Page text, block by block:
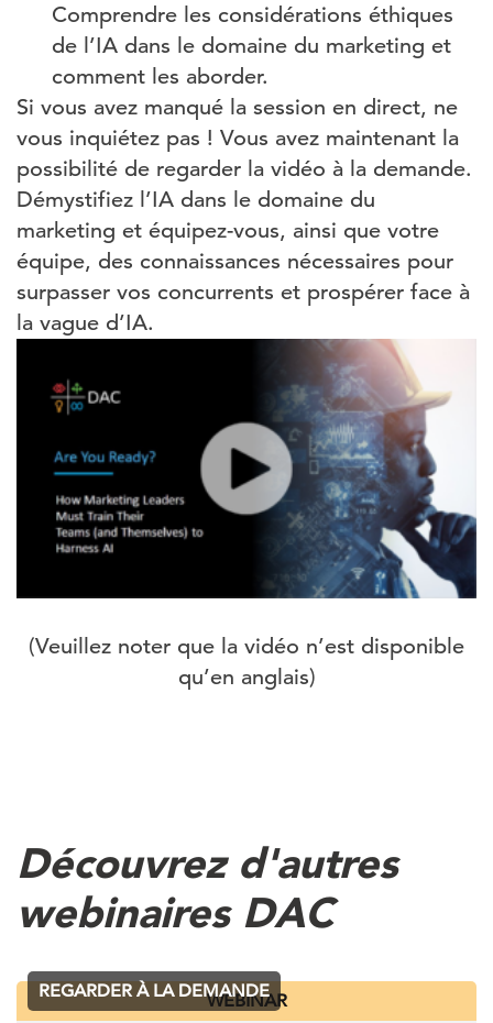
Comprendre les considérations éthiques
de l’IA dans le domaine du marketing et
comment les aborder.
Si vous avez manqué la session en direct, ne
vous inquiétez pas ! Vous avez maintenant la
possibilité de regarder la vidéo à la demande.
Démystifiez l’IA dans le domaine du
marketing et équipez-vous, ainsi que votre
équipe, des connaissances nécessaires pour
surpasser vos concurrents et prospérer face à
la vague d’IA.
(Veuillez noter que la vidéo n’est disponible
qu’en anglais)
Découvrez d'autres
webinaires DAC
WEBINAR
REGARDER À LA DEMANDE